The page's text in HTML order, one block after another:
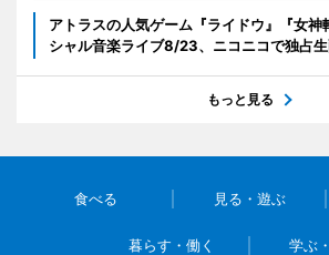
アトラスの人気ゲーム『ライドウ』『女神
シャル音楽ライブ8/23、ニコニコで独占
もっと見る
食べる 見る・遊ぶ
暮らす・働く 学ぶ